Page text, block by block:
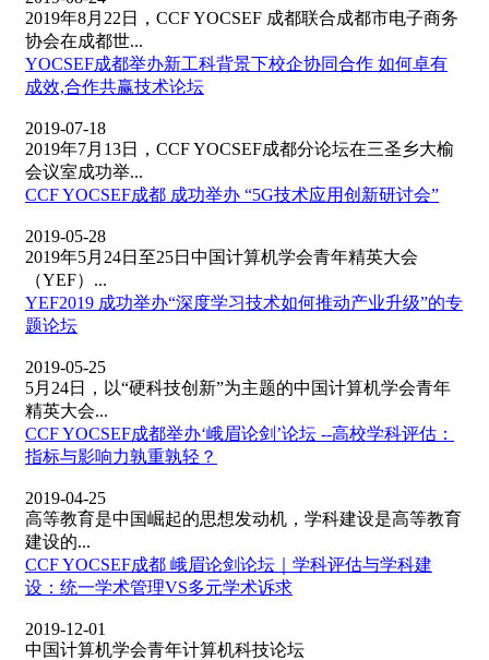
2019年8月22日，CCF YOCSEF 成都联合成都市电子商务
协会在成都世...
YOCSEF成都举办新工科背景下校企协同合作 如何卓有
成效,合作共赢技术论坛
2019-07-18
2019年7月13日，CCF YOCSEF成都分论坛在三圣乡大榆
会议室成功举...
CCF YOCSEF成都 成功举办 “5G技术应用创新研讨会”
2019-05-28
2019年5月24日至25日中国计算机学会青年精英大会
（YEF）...
YEF2019 成功举办“深度学习技术如何推动产业升级”的专
题论坛
2019-05-25
5月24日，以“硬科技创新”为主题的中国计算机学会青年
精英大会...
CCF YOCSEF成都举办‘峨眉论剑’论坛 --高校学科评估：
指标与影响力孰重孰轻？
2019-04-25
高等教育是中国崛起的思想发动机，学科建设是高等教育
建设的...
CCF YOCSEF成都 峨眉论剑论坛｜学科评估与学科建
设：统一学术管理VS多元学术诉求
2019-12-01
中国计算机学会青年计算机科技论坛